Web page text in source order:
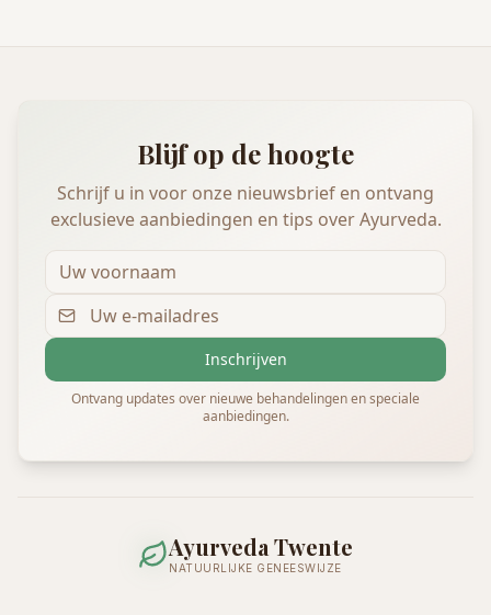
Blijf op de hoogte
Schrijf u in voor onze nieuwsbrief en ontvang
exclusieve aanbiedingen en tips over Ayurveda.
Inschrijven
Ontvang updates over nieuwe behandelingen en speciale
aanbiedingen.
Ayurveda Twente
NATUURLIJKE GENEESWIJZE